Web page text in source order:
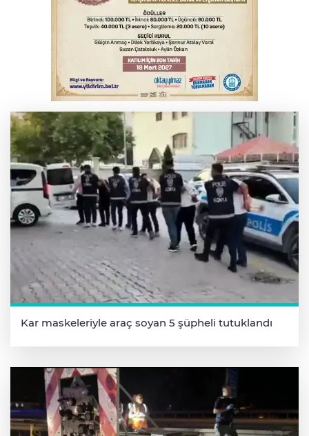
Serbest piyasada döviz fiyatları
Otomobil kanala uçtu: 2 yaralı
Kar maskeleriyle araç soyan 5 şüpheli tutuklandı